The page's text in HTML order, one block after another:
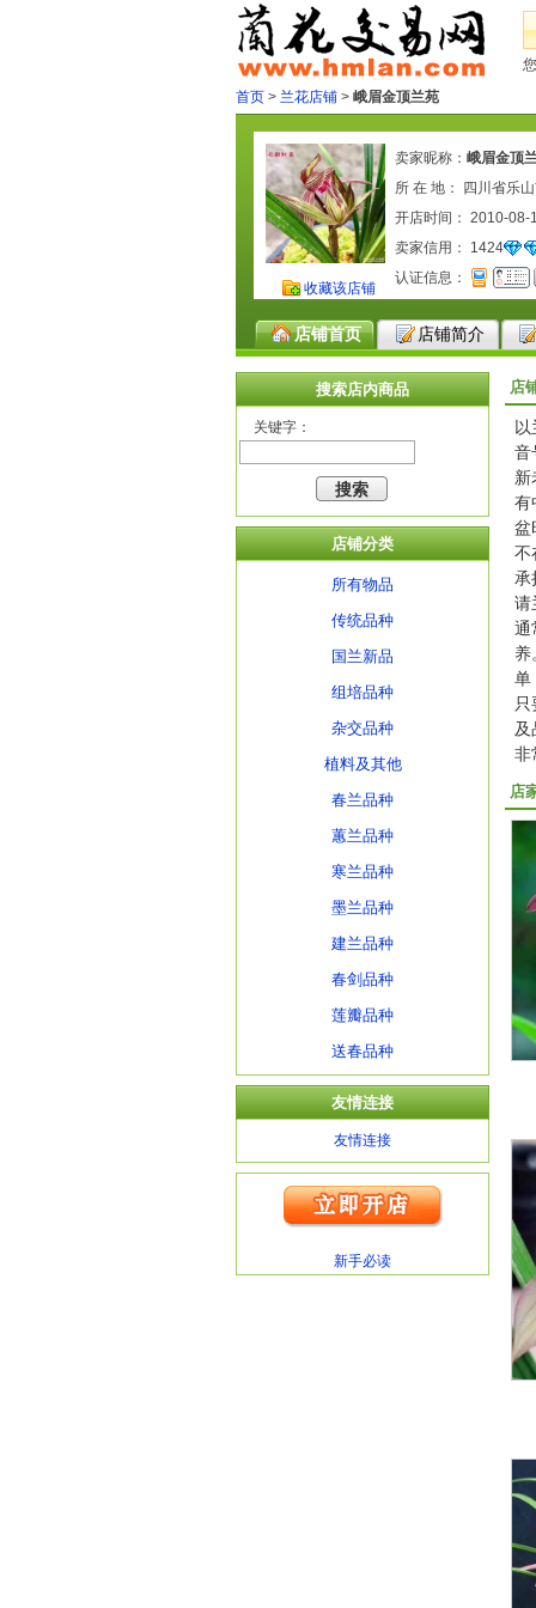
首页 > 兰花店铺 > 峨眉金顶兰苑
收藏该店铺
卖家昵称： 峨眉金顶
所 在 地： 四川省乐
开店时间： 2010-08-
卖家信用： 1424
认证信息：
店铺首页 店铺简介
搜索店内商品
关键字：
店铺分类
所有物品
传统品种
国兰新品
组培品种
杂交品种
植料及其他
春兰品种
蕙兰品种
寒兰品种
墨兰品种
建兰品种
春剑品种
莲瓣品种
送春品种
友情连接
友情连接
新手必读
店
以
音
新
有
盆
不
承
请
通
养
单
及
非
店